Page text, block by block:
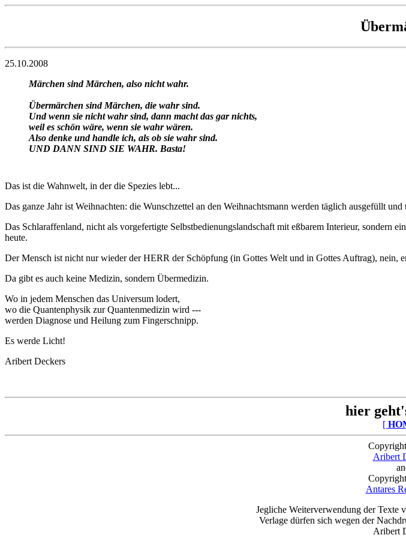
25.10.2008
Märchen sind Märchen, also nicht wahr.
Übermärchen sind Märchen, die wahr sind.
Und wenn sie nicht wahr sind, dann macht das gar nichts,
weil es schön wäre, wenn sie wahr wären.
Also denke und handle ich, als ob sie wahr sind.
UND DANN SIND SIE WAHR. Basta!
Das ist die Wahnwelt, in der die Spezies lebt...
Das ganze Jahr ist Weihnachten: die Wunschzettel an den Weihnachtsmann werden täglich ausgefüllt
Das Schlaraffenland, nicht als vorgefertigte Selbstbedienungslandschaft mit eßbarem Interieur,
heute.
Der Mensch ist nicht nur wieder der HERR der Schöpfung (in Gottes Welt und in Gottes Auftrag),
Da gibt es auch keine Medizin, sondern Übermedizin.
Wo in jedem Menschen das Universum lodert,
wo die Quantenphysik zur Quantenmedizin wird ---
werden Diagnose und Heilung zum Fingerschnipp.
Es werde Licht!
Aribert Deckers
hier
[
Aribert
Antares
Jegliche Weiterverwendung der
Verlage dürfen sich wegen der
Aribert